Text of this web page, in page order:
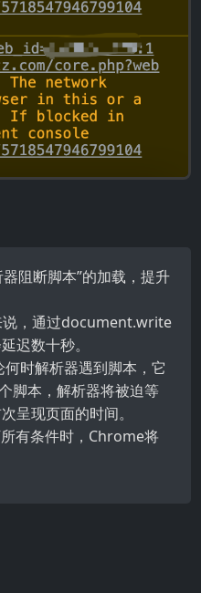
阻断脚本”的加载，提升
说，通过document.write
迟数十秒。
时解析器遇到脚本，它
脚本，解析器将被迫等
呈现页面的时间。
有条件时，Chrome将